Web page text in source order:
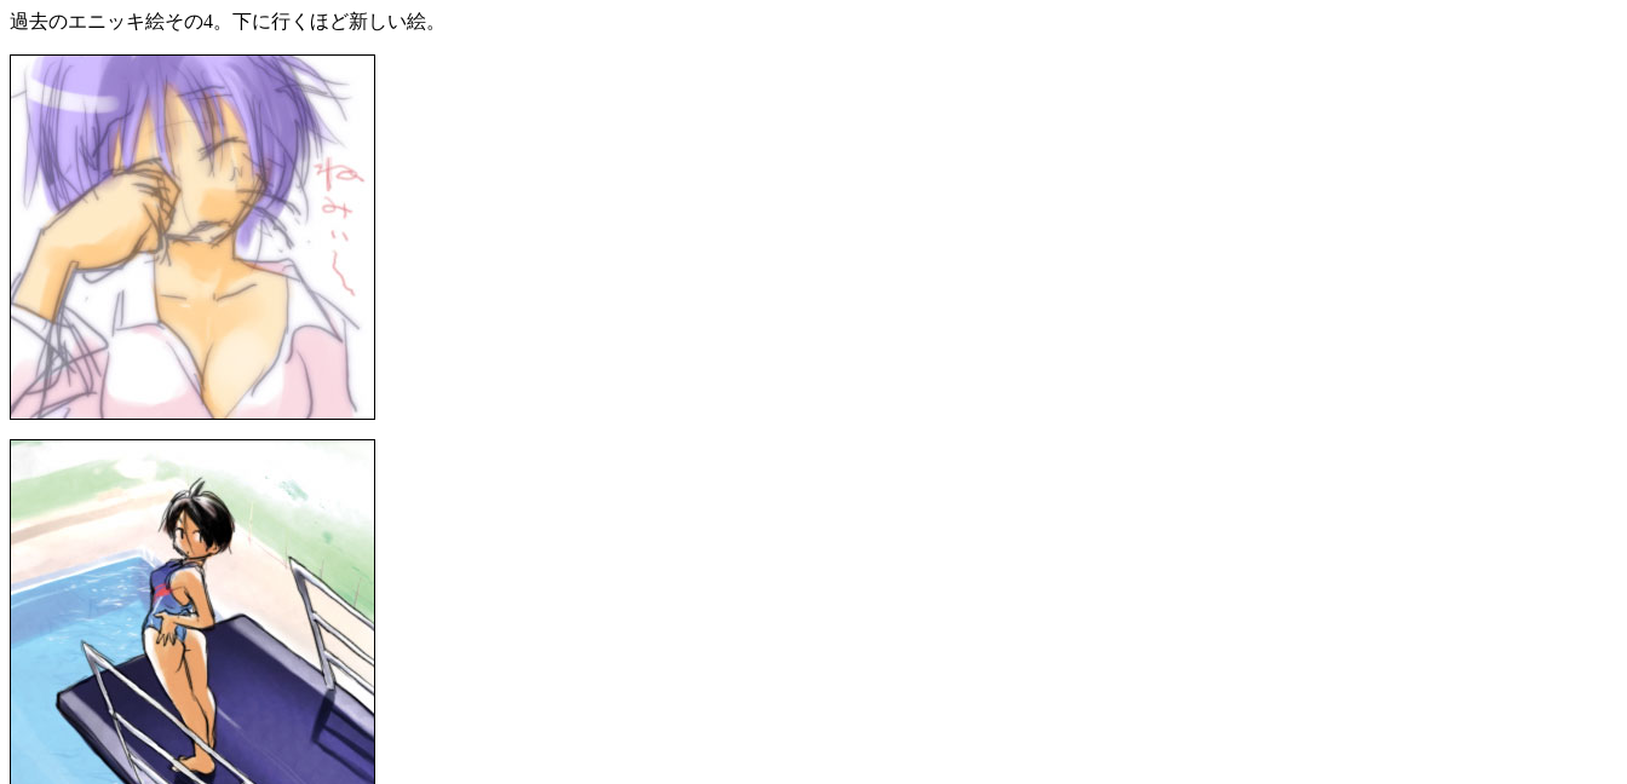
過去のエニッキ絵その4。下に行くほど新しい絵。